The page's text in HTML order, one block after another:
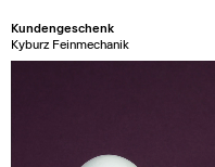
Kundengeschenk
Kyburz Feinmechanik